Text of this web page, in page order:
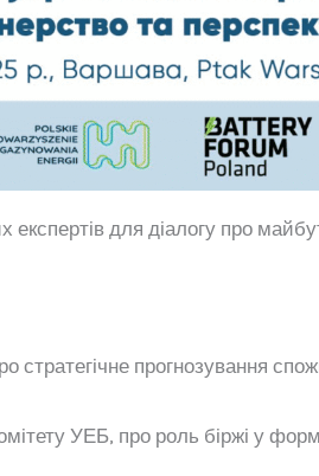
для діалогу про
прогнозування
УЕБ, про роль біржі у